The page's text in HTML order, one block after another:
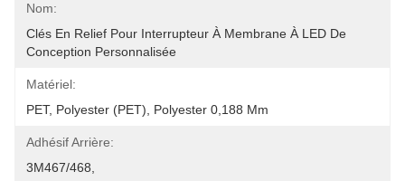
Nom:
Clés En Relief Pour Interrupteur À Membrane À LED De
Conception Personnalisée
Matériel:
PET, Polyester (PET), Polyester 0,188 Mm
Adhésif Arrière:
3M467/468,